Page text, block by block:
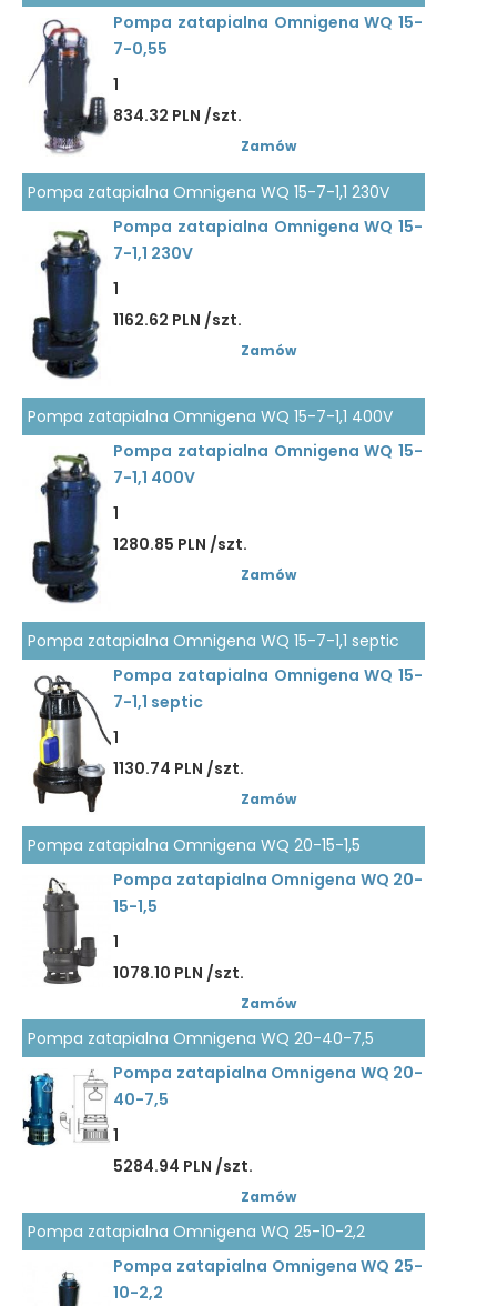
Pompa zatapialna Omnigena WQ 15-
7-0,55
1
834.32 PLN /szt.
Zamów
Pompa zatapialna Omnigena WQ 15-7-1,1 230V
Pompa zatapialna Omnigena WQ 15-
7-1,1 230V
1
1162.62 PLN /szt.
Zamów
Pompa zatapialna Omnigena WQ 15-7-1,1 400V
Pompa zatapialna Omnigena WQ 15-
7-1,1 400V
1
1280.85 PLN /szt.
Zamów
Pompa zatapialna Omnigena WQ 15-7-1,1 septic
Pompa zatapialna Omnigena WQ 15-
7-1,1 septic
1
1130.74 PLN /szt.
Zamów
Pompa zatapialna Omnigena WQ 20-15-1,5
Pompa zatapialna Omnigena WQ 20-
15-1,5
1
1078.10 PLN /szt.
Zamów
Pompa zatapialna Omnigena WQ 20-40-7,5
Pompa zatapialna Omnigena WQ 20-
40-7,5
1
5284.94 PLN /szt.
Zamów
Pompa zatapialna Omnigena WQ 25-10-2,2
Pompa zatapialna Omnigena WQ 25-
10-2,2